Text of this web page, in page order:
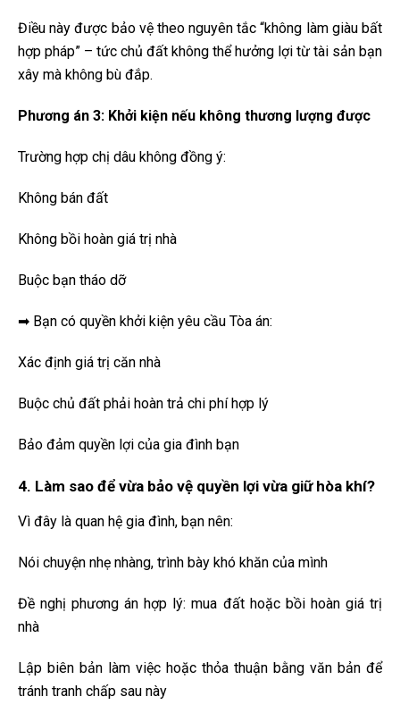
Điều này được bảo vệ theo nguyên tắc “không làm giàu bất
hợp pháp” – tức chủ đất không thể hưởng lợi từ tài sản bạn
xây mà không bù đắp.
Phương án 3: Khởi kiện nếu không thương lượng được
Trường hợp chị dâu không đồng ý:
Không bán đất
Không bồi hoàn giá trị nhà
Buộc bạn tháo dỡ
➡ Bạn có quyền khởi kiện yêu cầu Tòa án:
Xác định giá trị căn nhà
Buộc chủ đất phải hoàn trả chi phí hợp lý
Bảo đảm quyền lợi của gia đình bạn
4. Làm sao để vừa bảo vệ quyền lợi vừa giữ hòa khí?
Vì đây là quan hệ gia đình, bạn nên:
Nói chuyện nhẹ nhàng, trình bày khó khăn của mình
Đề nghị phương án hợp lý: mua đất hoặc bồi hoàn giá trị
nhà
Lập biên bản làm việc hoặc thỏa thuận bằng văn bản để
tránh tranh chấp sau này